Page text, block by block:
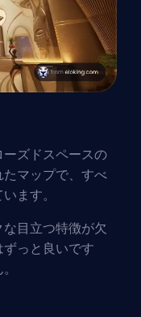
ズドスペースの
マップで、すべ
ます。
目立つ特徴が欠
っと良いです